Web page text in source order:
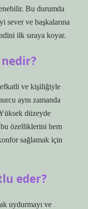
Bu durumda
sever ve başkalarına
ilk sıraya koyar.
ve kişiliğiyle
aynı zamanda
düzeyde
özelliklerini hem
sağlamak için
eder?
uydurmayı ve